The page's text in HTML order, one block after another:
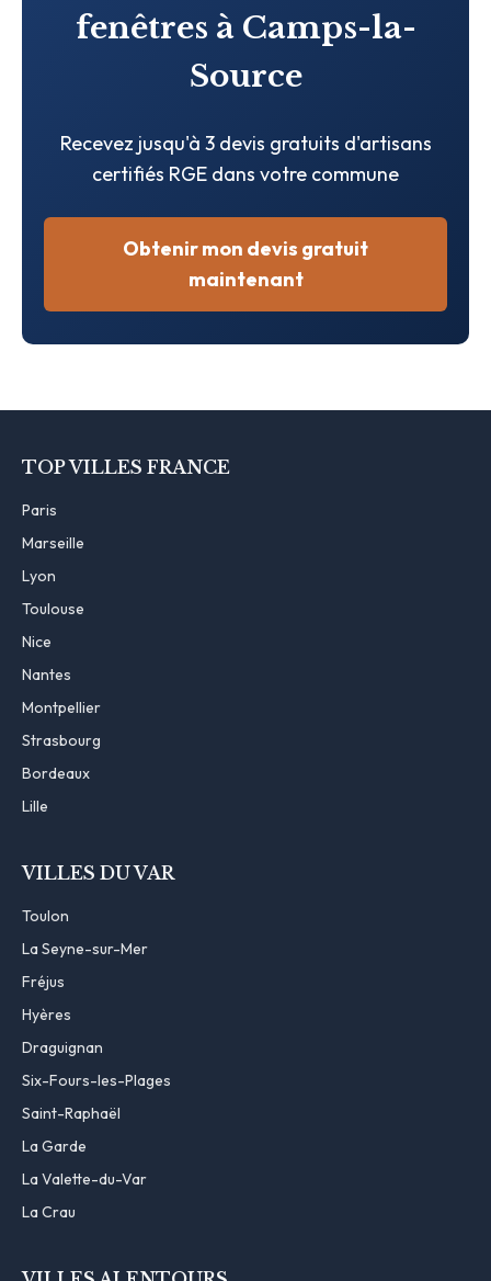
fenêtres à Camps-la-
Source
Recevez jusqu'à 3 devis gratuits d'artisans
certifiés RGE dans votre commune
Obtenir mon devis gratuit
maintenant
TOP VILLES FRANCE
Paris
Marseille
Lyon
Toulouse
Nice
Nantes
Montpellier
Strasbourg
Bordeaux
Lille
VILLES DU VAR
Toulon
La Seyne-sur-Mer
Fréjus
Hyères
Draguignan
Six-Fours-les-Plages
Saint-Raphaël
La Garde
La Valette-du-Var
La Crau